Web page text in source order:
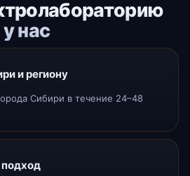
нас
и региону
Сибири в течение 24–48